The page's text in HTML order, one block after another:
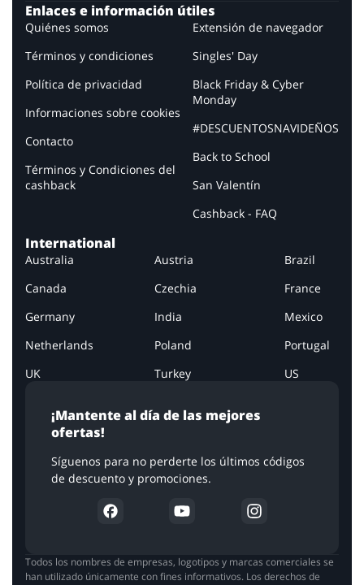
¡Mantente al día de las mejores
ofertas!
Síguenos para no perderte los últimos códigos
de descuento y promociones.
Enlaces e información útiles
Quiénes somos
Términos y condiciones
Política de privacidad
Informaciones sobre cookies
Contacto
Términos y Condiciones del
cashback
Extensión de navegador
Singles' Day
Black Friday & Cyber
Monday
#DESCUENTOSNAVIDEÑOS
Back to School
San Valentín
Cashback - FAQ
International
Australia Austria
Brazil
Canada
Czechia
France
Germany
India
Mexico
Netherlands
Poland
Portugal
UK
Turkey US
Todos los nombres de empresas, logotipos y marcas comerciales se
han utilizado únicamente con fines informativos. Los derechos de